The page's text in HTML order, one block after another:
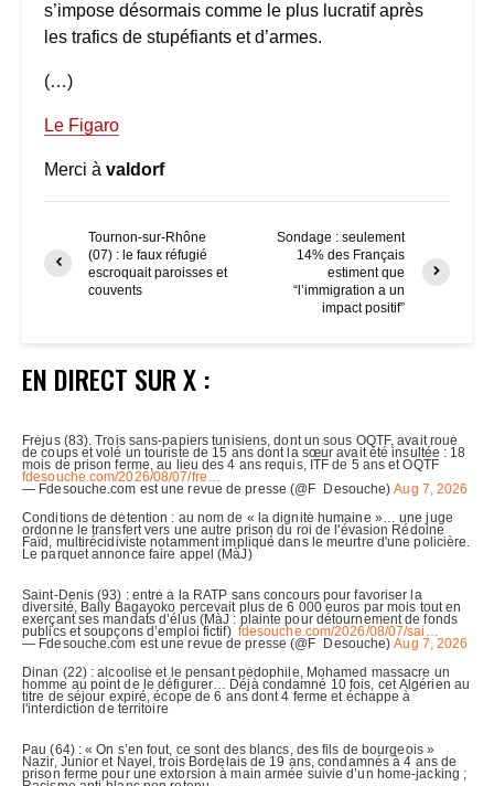
s’impose désormais comme le plus lucratif après
les trafics de stupéfiants et d’armes.
(…)
Le Figaro
Merci à valdorf
Tournon-sur-Rhône
(07) : le faux réfugié
escroquait paroisses et
couvents
Sondage : seulement
14% des Français
estiment que
“l’immigration a un
impact positif”
EN DIRECT SUR X :